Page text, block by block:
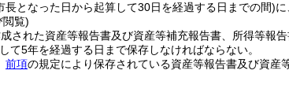
長となった日から起算して30日を経過する日までの間)に
閲覧)
された資産等報告書及び資産等補充報告書、所得等報
て5年を経過する日まで保存しなければならない。
前項の規定により保存されている資産等報告書及び資産